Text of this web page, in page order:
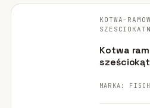
ORYGINALNE ZDJĘCIE
KOTWA-
Kotwa
MARKA: